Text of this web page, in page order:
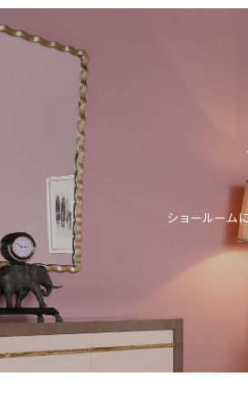
ショールーム